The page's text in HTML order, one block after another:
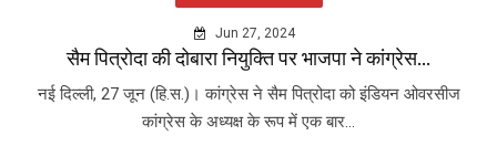
Jun 27, 2024
सैम पित्रोदा की दोबारा नियुक्ति पर भाजपा ने कांग्रेस...
नई दिल्ली, 27 जून (हि.स.)। कांग्रेस ने सैम पित्रोदा को इंडियन ओवरसीज
कांग्रेस के अध्यक्ष के रूप में एक बार...